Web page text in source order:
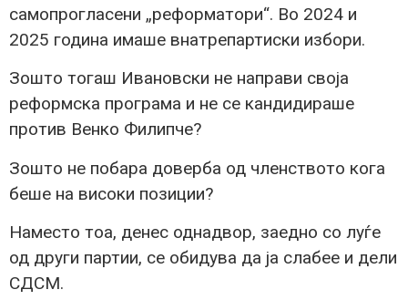
самопрогласени „реформатори“. Во 2024 и
2025 година имаше внатрепартиски избори.
Зошто тогаш Ивановски не направи своја
реформска програма и не се кандидираше
против Венко Филипче?
Зошто не побара доверба од членството кога
беше на високи позиции?
Наместо тоа, денес однадвор, заедно со луѓе
од други партии, се обидува да ја слабее и дели
СДСМ.